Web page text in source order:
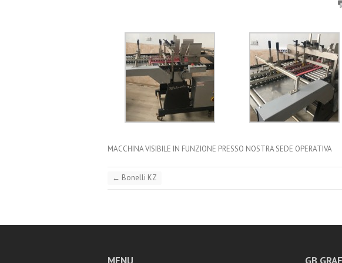
MACCHINA VISIBILE IN FUNZIONE PRESSO NOSTRA SEDE OPERATIVA
← Bonelli KZ